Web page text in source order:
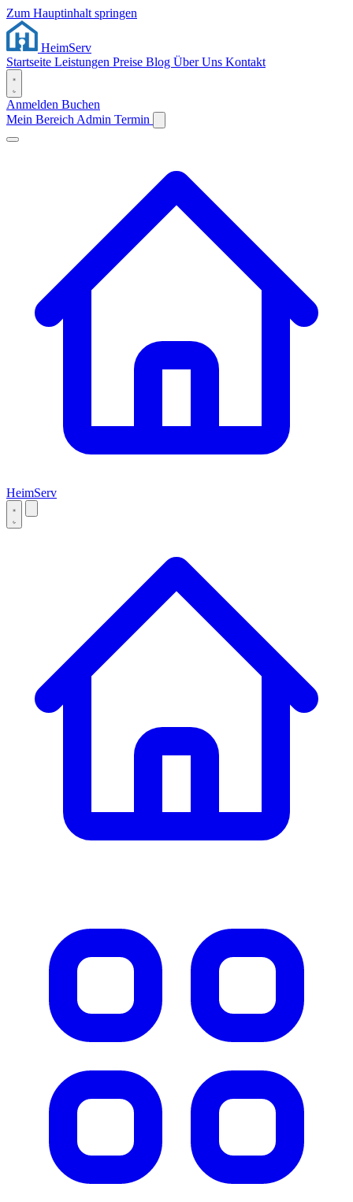
Zum Hauptinhalt springen
HeimServ
Startseite Leistungen Preise Blog Über Uns Kontakt
Anmelden Buchen
Mein Bereich Admin Termin
HeimServ